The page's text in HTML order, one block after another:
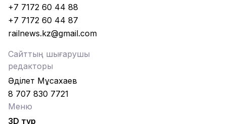
+7 7172 60 44 88
+7 7172 60 44 87
railnews.kz@gmail.com
Сайттың шығарушы
редакторы
Әділет Мұсахаев
8 707 830 7721
Меню
3D тур